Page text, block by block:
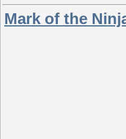
Mark of the